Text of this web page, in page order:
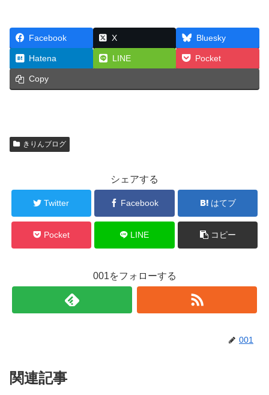
Facebook X Bluesky
Hatena LINE Pocket
Copy
きりんブログ
シェアする
Twitter Facebook はてブ
Pocket LINE コピー
001をフォローする
001
関連記事